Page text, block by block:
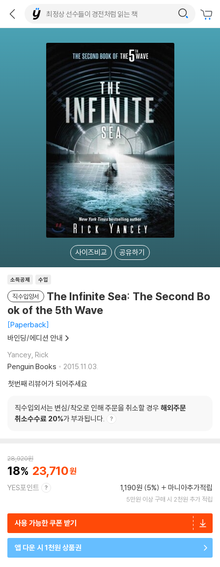
사이즈비교 공유하기
소득공제 수입
직수입양서
The Infinite Sea: The Second Bo
ok of the 5th Wave
Paperback
바인딩/에디션 안내
Yancey, Rick
Penguin Books
2015.11.03.
첫번째 리뷰어가 되어주세요
직수입외서는 변심/착오로 인해 주문을 취소할 경우 해외주문
취소수수료 20%가 부과됩니다.
28,920원
18 23,710
YES포인트 1,190원 (5%) 마니아추가적립
5만원 이상 구매 시 2천원 추가 적립
사용 가능한 쿠폰 받기
앱 다운 시 1천원 상품권